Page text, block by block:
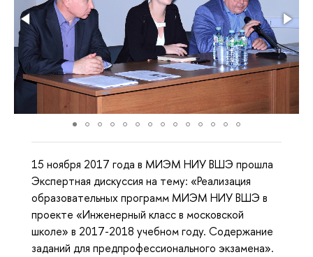
15 ноября 2017 года в МИЭМ НИУ ВШЭ прошла
Экспертная дискуссия на тему: «Реализация
образовательных программ МИЭМ НИУ ВШЭ в
проекте «Инженерный класс в московской
школе» в 2017-2018 учебном году. Содержание
заданий для предпрофессионального экзамена».